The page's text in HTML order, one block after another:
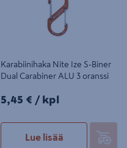
Karabiinihaka Nite Ize S-Biner
Dual Carabiner ALU 3 oranssi
5,45€/kpl
5,45 € / kpl
Lue lisää